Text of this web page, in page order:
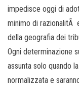
impedisce oggi di
minimo di razionalitÃ
della geografia dei
Ogni determinazione
assunta solo quando
normalizzata e